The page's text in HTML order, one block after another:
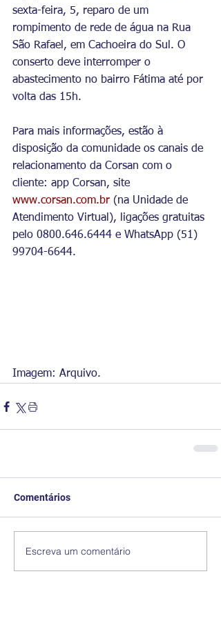
sexta-feira, 5, reparo de um
rompimento de rede de água na Rua
São Rafael, em Cachoeira do Sul. O
conserto deve interromper o
abastecimento no bairro Fátima até por
volta das 15h.
Para mais informações, estão à
disposição da comunidade os canais de
relacionamento da Corsan com o
cliente: app Corsan, site
www.corsan.com.br (na Unidade de
Atendimento Virtual), ligações gratuitas
pelo 0800.646.6444 e WhatsApp (51)
99704-6644.
Imagem: Arquivo.
Comentários
Escreva um comentário